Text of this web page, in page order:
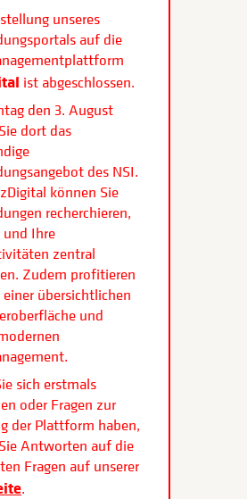
unseres
auf die
ist abgeschlossen.
den 3. August
dort das
des NSI.
können Sie
recherchieren,
und Ihre
zentral
Zudem profitieren
einer übersichtlichen
und
sich erstmals
oder Fragen zur
der Plattform haben,
Antworten auf die
Fragen auf unserer
.